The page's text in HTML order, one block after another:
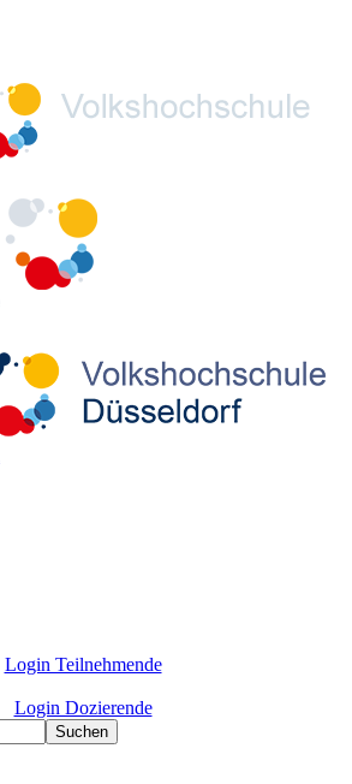
Login Teilnehmende
Login Dozierende
Suchen